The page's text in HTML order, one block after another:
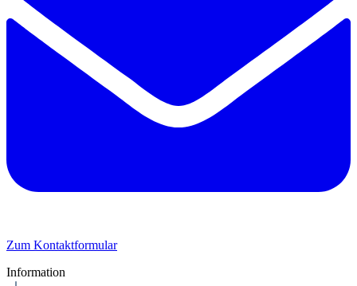
Zum Kontaktformular
Information